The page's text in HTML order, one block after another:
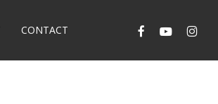
CONTACT facebookyoutubeinstagram